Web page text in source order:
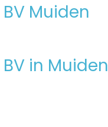
Muiden
in Muiden